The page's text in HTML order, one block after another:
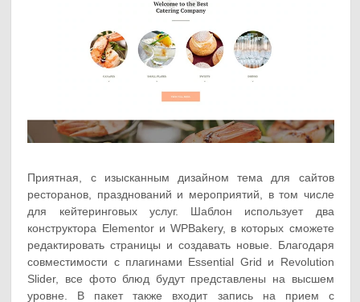
Приятная, с изысканным дизайном тема для сайтов
ресторанов, празднований и мероприятий, в том числе
для кейтеринговых услуг. Шаблон использует два
конструктора Elementor и WPBakery, в которых сможете
редактировать страницы и создавать новые. Благодаря
совместимости с плагинами Essential Grid и Revolution
Slider, все фото блюд будут представлены на высшем
уровне. В пакет также входит запись на прием с